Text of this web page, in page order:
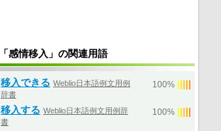
「感情移入」の関連用語
移入できる Weblio日本語例文用例
辞書
100%
移入する Weblio日本語例文用例辞
書
100%